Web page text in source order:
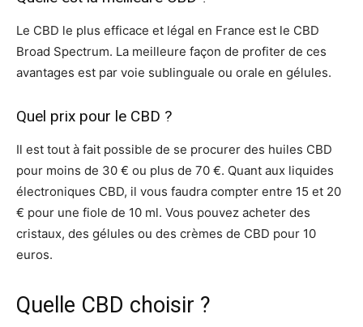
Le CBD le plus efficace et légal en France est le CBD
Broad Spectrum. La meilleure façon de profiter de ces
avantages est par voie sublinguale ou orale en gélules.
Quel prix pour le CBD ?
Il est tout à fait possible de se procurer des huiles CBD
pour moins de 30 € ou plus de 70 €. Quant aux liquides
électroniques CBD, il vous faudra compter entre 15 et 20
€ pour une fiole de 10 ml. Vous pouvez acheter des
cristaux, des gélules ou des crèmes de CBD pour 10
euros.
Quelle CBD choisir ?